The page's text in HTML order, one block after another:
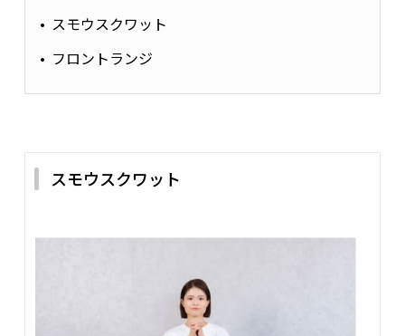
スモウスクワット
フロントランジ
スモウスクワット